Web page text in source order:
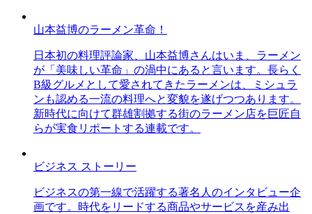
山本益博のラーメン革命！
日本初の料理評論家、山本益博さんはいま、ラーメン
が「美味しい革命」の渦中にあると言います。長らく
B級グルメとして愛されてきたラーメンは、ミシュラ
ンも認める一流の料理へと変貌を遂げつつあります。
新時代に向けて群雄割拠する街のラーメン店を巨匠自
らが実食リポートする連載です。
ビジネス ストーリー
ビジネスの第一線で活躍する著名人のインタビュー企
画です。時代をリードする商品やサービスを産み出